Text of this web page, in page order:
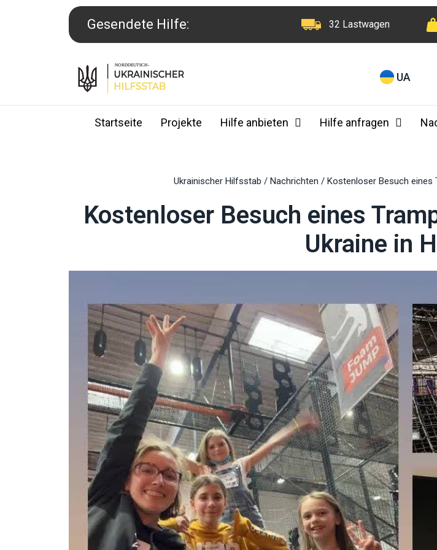
Gesendete Hilfe: 32 Lastwagen
UA
Startseite Projekte Hilfe anbieten Hilfe anfragen
Ukrainischer Hilfsstab / Nachrichten / Kostenloser Besuch eines
Kostenloser Besuch eines
Ukraine in